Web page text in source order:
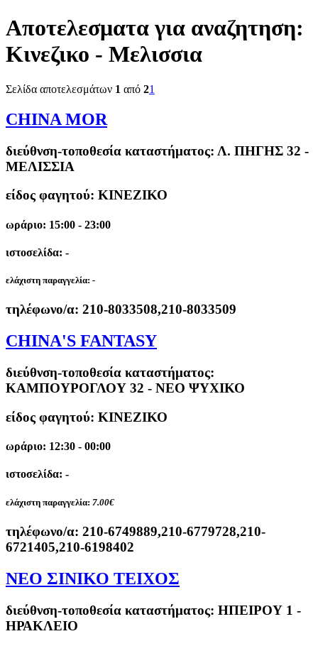
Αποτελεσματα για αναζητηση:
Κινεζικο - Μελισσια
Σελίδα αποτελεσμάτων 1 από 21
CHINA MOR
διεύθνση-τοποθεσία καταστήματος: Λ. ΠΗΓΗΣ 32 -
ΜΕΛΙΣΣΙΑ
είδος φαγητού: ΚΙΝΕΖΙΚΟ
ωράριο: 15:00 - 23:00
ιστοσελίδα: -
ελάχιστη παραγγελία: -
τηλέφωνο/α: 210-8033508,210-8033509
CHINA'S FANTASY
διεύθνση-τοποθεσία καταστήματος:
ΚΑΜΠΟΥΡΟΓΛΟΥ 32 - ΝΕΟ ΨΥΧΙΚΟ
είδος φαγητού: ΚΙΝΕΖΙΚΟ
ωράριο: 12:30 - 00:00
ιστοσελίδα: -
ελάχιστη παραγγελία: 7.00€
τηλέφωνο/α: 210-6749889,210-6779728,210-
6721405,210-6198402
ΝΕΟ ΣΙΝΙΚΟ ΤΕΙΧΟΣ
διεύθνση-τοποθεσία καταστήματος: ΗΠΕΙΡΟΥ 1 -
ΗΡΑΚΛΕΙΟ